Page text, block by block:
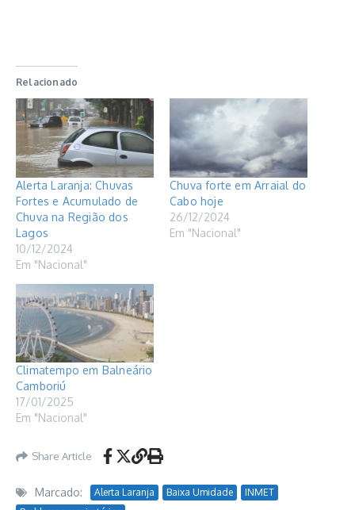
Relacionado
Alerta Laranja: Chuvas
Fortes e Acumulado de
Chuva na Região dos
Lagos
10/12/2024
Em "Nacional"
Chuva forte em Arraial do
Cabo hoje
26/12/2024
Em "Nacional"
Climatempo em Balneário
Camboriú
17/01/2025
Em "Nacional"
Share Article
Marcado: Alerta Laranja Baixa Umidade
INMET